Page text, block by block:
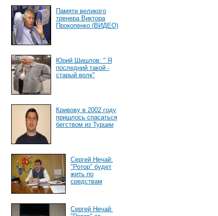
Памяти великого
тренера Виктора
Прокопенко (ВИДЕО)
Юрий Шишлов: " Я
последний такой -
старый волк"
Кривову в 2002 году
пришлось спасаться
бегством из Турции
Сергей Нечай:
"Ротор" будет
жить по
средствам
Сергей Нечай: